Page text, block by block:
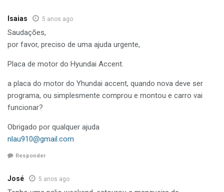
Isaias 5 anos ago
Saudações,
por favor, preciso de uma ajuda urgente,
Placa de motor do Hyundai Accent.
a placa do motor do Yhundai accent, quando nova deve ser
programa, ou simplesmente comprou e montou e carro vai
funcionar?
Obrigado por qualquer ajuda
nlau910@gmail.com
Responder
José 5 anos ago